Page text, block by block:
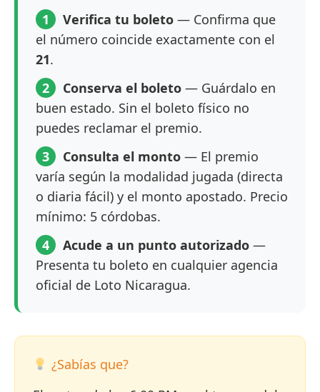
1 Verifica tu boleto — Confirma que
el número coincide exactamente con el
21.
2
Conserva el boleto — Guárdalo en
buen estado. Sin el boleto físico no
puedes reclamar el premio.
3
Consulta el monto — El premio
varía según la modalidad jugada (directa
o diaria fácil) y el monto apostado. Precio
mínimo: 5 córdobas.
4
Acude a un punto autorizado —
Presenta tu boleto en cualquier agencia
oficial de Loto Nicaragua.
¿Sabías que?